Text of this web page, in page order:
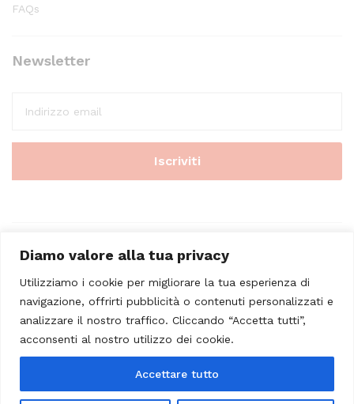
Diamo valore alla tua privacy
Utilizziamo i cookie per migliorare la tua esperienza di
navigazione, offrirti pubblicità o contenuti personalizzati e
analizzare il nostro traffico. Cliccando “Accetta tutti”,
acconsenti al nostro utilizzo dei cookie.
Accettare tutto
FAQs
Newsletter
© 2023 - Casa Musicale Vicini. All Rights Reserved